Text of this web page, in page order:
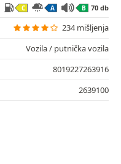
C A B 70 db
234 mišljenja
Vozila / putnička vozila
8019227263916
2639100